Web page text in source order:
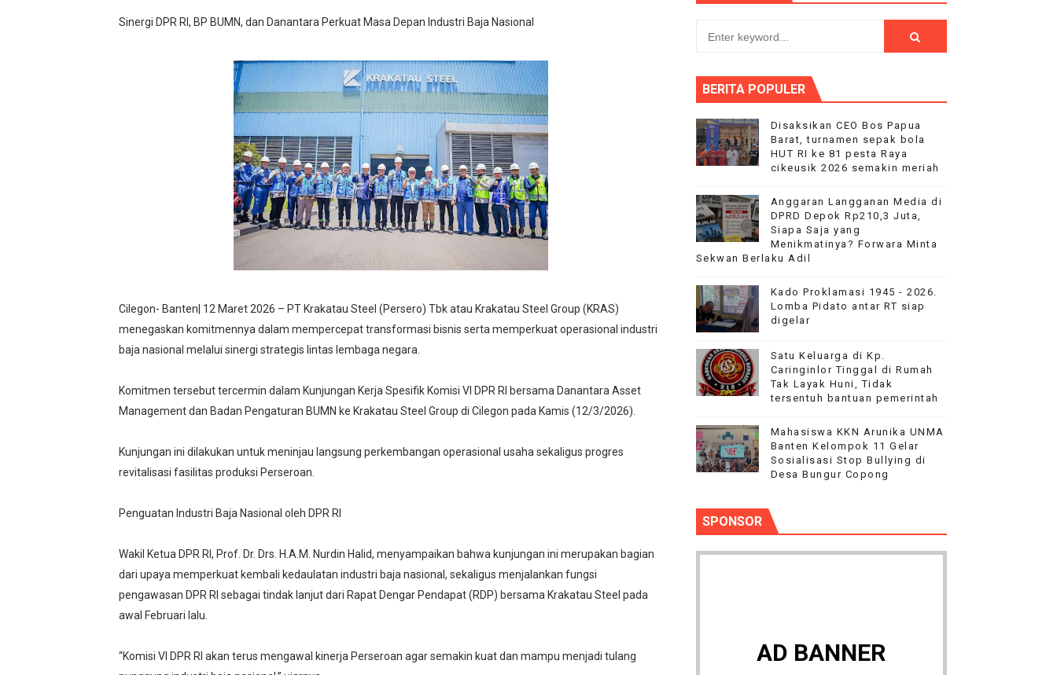
Satu Keluarga di Kp. Caringinlor Tinggal di Rumah Tak Layak Huni, Tidak tersentuh bantuan pemerintah
Di ikuti 14 Desa Turnamen sepak bola se-kecamatan Cikeusik : peringati HUT- RI yang ke 81, Di saksikan Rebuan penonton
Dilaporkan Kuasa Hukum Bupati Bombana: Manton Buka Suara "Kami Tidak Pernah Menutup Ruang Hak Jawab
Rayakan Ulang Tahun, Faris Redaktur Reporternews Dihargai Atas Integritas dan Dedikasinya
Sinergi DPR RI, BP BUMN, dan Danantara Perkuat Masa Depan Industri Baja Nasional
Cilegon- Banten| 12 Maret 2026 – PT Krakatau Steel (Persero) Tbk atau Krakatau Steel Group (KRAS)
menegaskan komitmennya dalam mempercepat transformasi bisnis serta memperkuat operasional industri
baja nasional melalui sinergi strategis lintas lembaga negara.
Komitmen tersebut tercermin dalam Kunjungan Kerja Spesifik Komisi VI DPR RI bersama Danantara Asset
Management dan Badan Pengaturan BUMN ke Krakatau Steel Group di Cilegon pada Kamis (12/3/2026).
Kunjungan ini dilakukan untuk meninjau langsung perkembangan operasional usaha sekaligus progres
revitalisasi fasilitas produksi Perseroan.
Penguatan Industri Baja Nasional oleh DPR RI
Wakil Ketua DPR RI, Prof. Dr. Drs. H.A.M. Nurdin Halid, menyampaikan bahwa kunjungan ini merupakan bagian
dari upaya memperkuat kembali kedaulatan industri baja nasional, sekaligus menjalankan fungsi
pengawasan DPR RI sebagai tindak lanjut dari Rapat Dengar Pendapat (RDP) bersama Krakatau Steel pada
awal Februari lalu.
“Komisi VI DPR RI akan terus mengawal kinerja Perseroan agar semakin kuat dan mampu menjadi tulang
BERITA POPULER
Disaksikan CEO Bos Papua
Barat, turnamen sepak bola
HUT RI ke 81 pesta Raya
cikeusik 2026 semakin meriah
Anggaran Langganan Media di
DPRD Depok Rp210,3 Juta,
Siapa Saja yang
Menikmatinya? Forwara Minta
Sekwan Berlaku Adil
Kado Proklamasi 1945 - 2026.
Lomba Pidato antar RT siap
digelar
Satu Keluarga di Kp.
Caringinlor Tinggal di Rumah
Tak Layak Huni, Tidak
tersentuh bantuan pemerintah
Mahasiswa KKN Arunika UNMA
Banten Kelompok 11 Gelar
Sosialisasi Stop Bullying di
Desa Bungur Copong
SPONSOR
AD BANNER